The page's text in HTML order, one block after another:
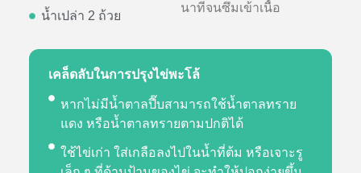
น้ำเปล่า 2 ถ้วย
นาทีจนซึมเข้าเนื้อ
เคล็ดลับในการปรุงไข่พะโล้
หากไม่มีน้ำตาลปี๊บสามารถใช้น้ำตาลทราย
แดง หรือน้ำตาลทรายตามปกติได้
ใช้ไข่เก่า ใส่เกลือลงไปในน้ำที่ต้ม หรือเจาะรู